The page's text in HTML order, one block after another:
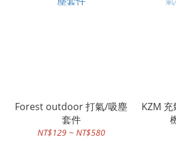
Forest outdoor 打氣/吸塵
套件
NT$129 ~ NT$580
KZM